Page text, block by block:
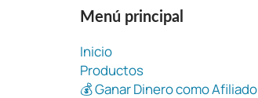
Menú principal
Inicio
Productos
💰 Ganar Dinero como Afiliado